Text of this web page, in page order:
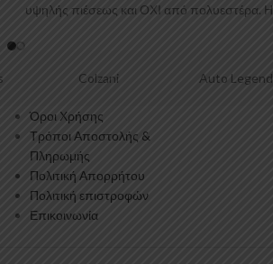
υψηλής πιέσεως και ΟΧΙ από πολυεστέρα. Η
Colzani Auto Legend
Όροι Χρήσης
Τρόποι Αποστολής &
Πληρωμής
Πολιτική Απορρήτου
Πολιτική επιστροφών
Επικοινωνία